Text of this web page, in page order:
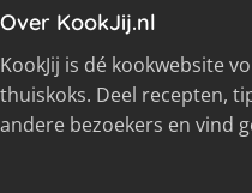
Over KookJij.nl
KookJij is dé kookwebsite
thuiskoks. Deel recepten,
andere bezoekers en vind